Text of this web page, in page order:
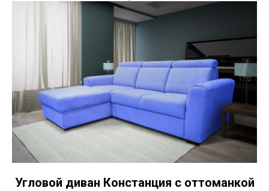
Угловой диван Констанция с оттоманкой